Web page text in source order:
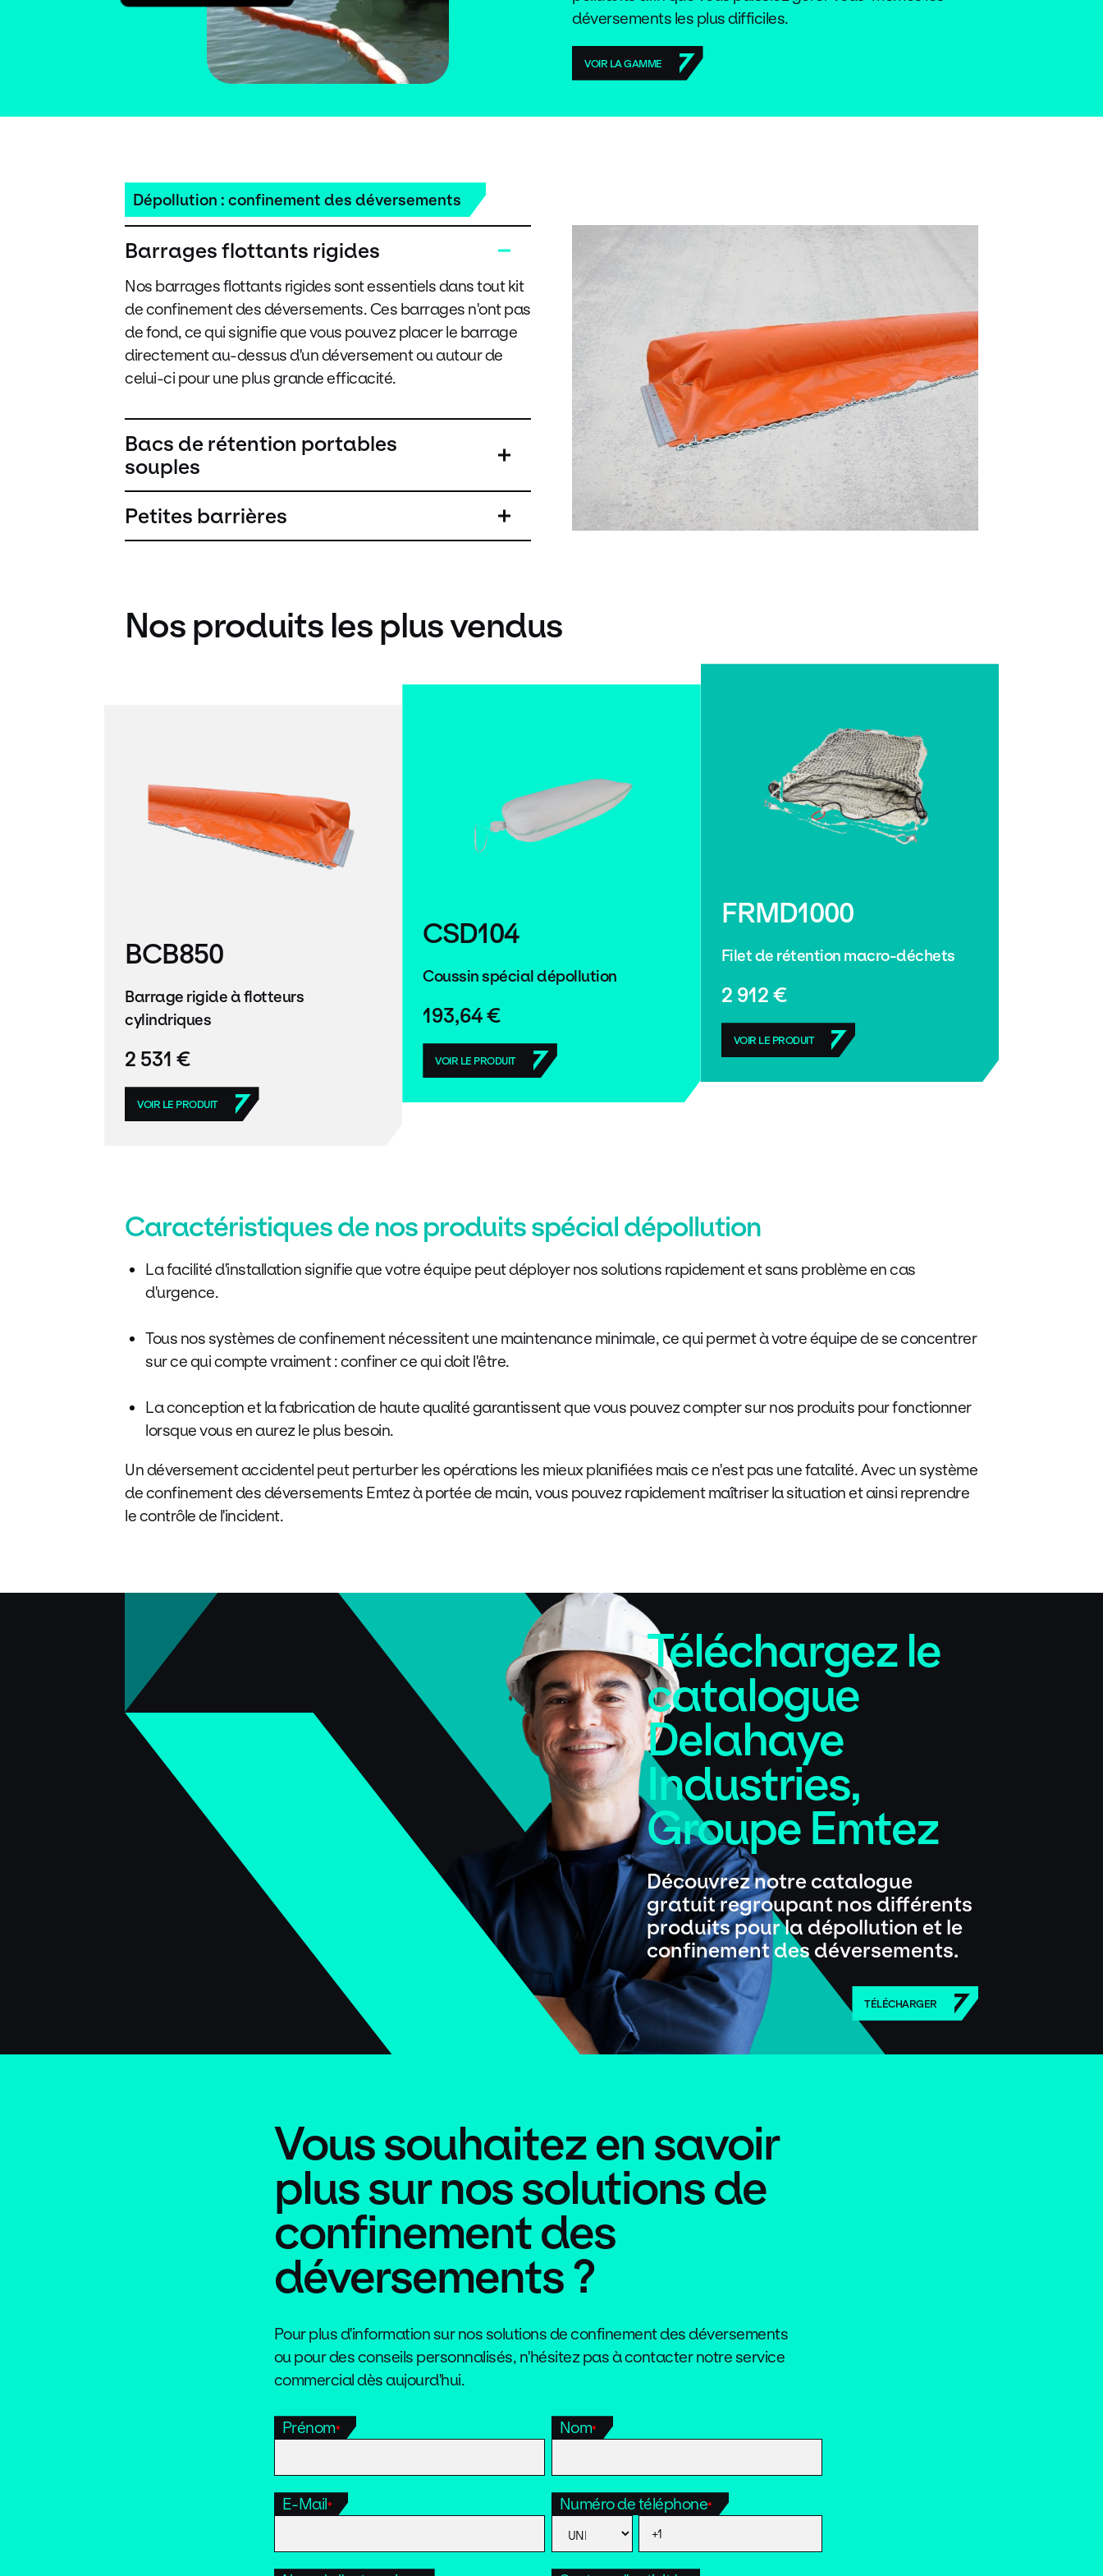
déversements les plus difficiles.
VOIR LA GAMME
Dépollution : confinement des déversements
Barrages flottants rigides
Nos barrages flottants rigides sont essentiels dans tout kit
de confinement des déversements. Ces barrages n'ont pas
de fond, ce qui signifie que vous pouvez placer le barrage
directement au-dessus d'un déversement ou autour de
celui-ci pour une plus grande efficacité.
Bacs de rétention portables
souples
Petites barrières
Nos produits les plus vendus
BCB850
Barrage rigide à flotteurs
cylindriques
2 531 €
VOIR LE PRODUIT
CSD104
Coussin spécial dépollution
193,64 €
VOIR LE PRODUIT
FRMD1000
Filet de rétention macro-déchets
2 912 €
VOIR LE PRODUIT
Caractéristiques de nos produits spécial dépollution
La facilité d'installation signifie que votre équipe peut déployer nos solutions rapidement et sans problème en cas
d'urgence.
Tous nos systèmes de confinement nécessitent une maintenance minimale, ce qui permet à votre équipe de se concentrer
sur ce qui compte vraiment : confiner ce qui doit l'être.
La conception et la fabrication de haute qualité garantissent que vous pouvez compter sur nos produits pour fonctionner
lorsque vous en aurez le plus besoin.
Un déversement accidentel peut perturber les opérations les mieux planifiées mais ce n'est pas une fatalité. Avec un système
de confinement des déversements Emtez à portée de main, vous pouvez rapidement maîtriser la situation et ainsi reprendre
le contrôle de l'incident.
Téléchargez le
catalogue
Delahaye
Industries,
Groupe Emtez
Découvrez notre catalogue
gratuit regroupant nos différents
produits pour la dépollution et le
confinement des déversements.
TÉLÉCHARGER
Vous souhaitez en savoir
plus sur nos solutions de
confinement des
déversements ?
Pour plus d'information sur nos solutions de confinement des déversements
ou pour des conseils personnalisés, n'hésitez pas à contacter notre service
commercial dès aujourd'hui.
Prénom* Nom*
E-Mail* Numéro de téléphone*